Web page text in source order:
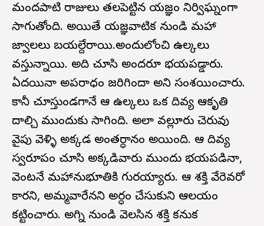
మందపాటి రాజులు తలపెట్టిన యజ్ఞం నిర్విఘ్నంగా
సాగుతోంది. అయితే యజ్ఞవాటిక నుండి మహా
జ్వాలలు బయల్దేరాయి.అందులోంచి ఉల్కలు
వస్తున్నాయి. అది చూసి అందరూ భయపడ్డారు.
ఏదయినా అపరాధం జరిగిందా అని సంశయించారు.
కానీ చూస్తుండగానే ఆ ఉల్కలు ఒక దివ్య ఆకృతి
దాల్చి ముందుకు సాగింది. అలా వల్లూరు చెరువు
వైపు వెళ్ళి అక్కడ అంతర్ధానం అయింది. ఆ దివ్య
స్వరూపం చూసి అక్కడివారు ముందు భయపడినా,
వెంటనే మహానుభూతికి గురయ్యారు. ఆ శక్తి వేరెవరో
కారని, అమ్మవారేనని అర్ధం చేసుకుని ఆలయం
కట్టించారు. అగ్ని నుండి వెలసిన శక్తి కనుక